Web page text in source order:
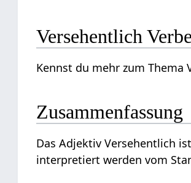
Zusammenfassung
Das Adjektiv Versehentlich‏‎ ist ein Wort beziehungsweise Ausdruck im Zusammenhang von Menschsein an sich und kann
interpretiert werden vom